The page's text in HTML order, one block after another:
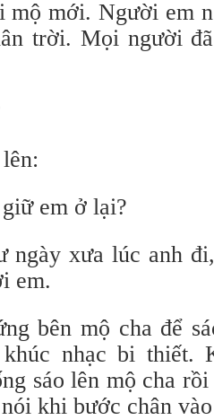
mộ mới. Người em
trời. Mọi người
em ở lại?
ngày xưa lúc anh
em.
bên mộ cha để
nhạc bi thiết.
sáo lên mộ cha
khi bước chân